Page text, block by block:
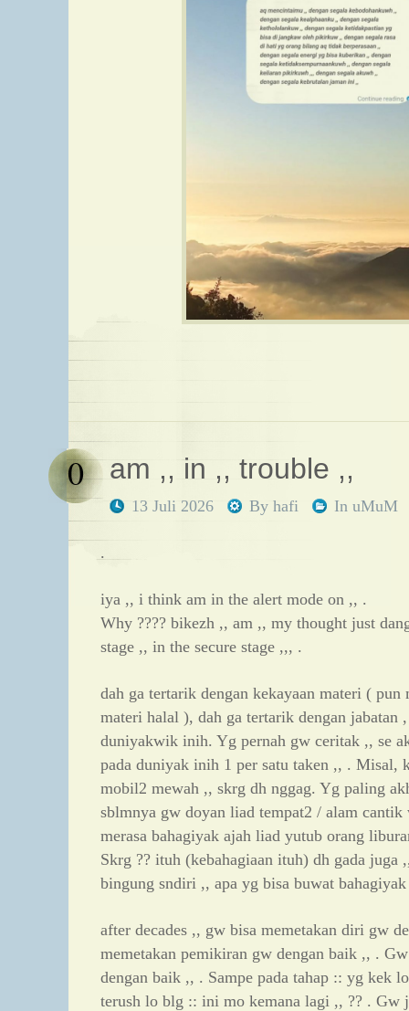
am ,, in ,, trouble ,,
13 Juli 2026 By hafi
0
In uMuM
.
iya ,, i think am in the alert mode on ,, .
Why ???? bikezh ,, am ,, my thought just
stage ,, in the secure stage ,,, .
dah ga tertarik dengan kekayaan materi ( pun
materi halal ), dah ga tertarik dengan jabatan
duniyakwik inih. Yg pernah gw ceritak ,, se
pada duniyak inih 1 per satu taken ,, . Misal,
mobil2 mewah ,, skrg dh nggag. Yg paling
sblmnya gw doyan liad tempat2 / alam
merasa bahagiyak ajah liad yutub orang
Skrg ?? ituh (kebahagiaan ituh) dh gada juga
bingung sndiri ,, apa yg bisa buwat bahagiyak
after decades ,, gw bisa memetakan diri gw
memetakan pemikiran gw dengan baik ,, .
dengan baik ,, . Sampe pada tahap :: yg kek
terush lo blg :: ini mo kemana lagi ,, ?? . Gw